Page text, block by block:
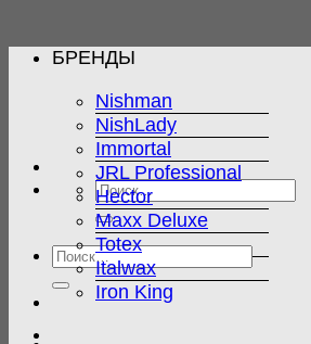
Искать:
Искать:
БРЕНДЫ
Nishman
NishLady
Immortal
JRL Professional
Hector
Maxx Deluxe
Totex
Italwax
Iron King